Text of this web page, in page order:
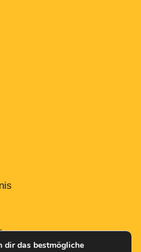
dir das bestmögliche